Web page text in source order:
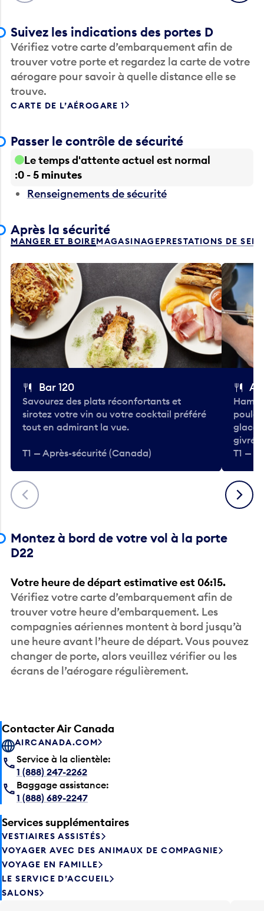
Suivez les indications des portes D
Vérifiez votre carte d’embarquement afin de
trouver votre porte et regardez la carte de votre
aérogare pour savoir à quelle distance elle se
trouve.
CARTE DE L’AÉROGARE 1
Passer le contrôle de sécurité
Le temps d'attente actuel est normal
0 - 5 minutes
Renseignements de sécurité
Après la sécurité
MANGER ET BOIREMAGASINAGEPRESTATIONS DE
Précédent
Bar 120
Savourez des plats réconfortants et
sirotez votre vin ou votre cocktail préféré
tout en admirant la vue.
T1 — Après-sécurité (Canada)
poulet
T1 —
Suivant
Montez à bord de votre vol à la porte
D22
Votre heure de départ estimative est 06:15.
Vérifiez votre carte d’embarquement afin de
trouver votre heure d’embarquement. Les
compagnies aériennes montent à bord jusqu’à
une heure avant l’heure de départ. Vous pouvez
changer de porte, alors veuillez vérifier ou les
écrans de l’aérogare régulièrement.
Contacter Air Canada
AIRCANADA.COM
Service à la clientèle:
1 (888) 247-2262
Baggage assistance:
1 (888) 689-2247
Services supplémentaires
VESTIAIRES ASSISTÉS
VOYAGER AVEC DES ANIMAUX DE COMPAGNIE
VOYAGE EN FAMILLE
LE SERVICE D’ACCUEIL
SALONS